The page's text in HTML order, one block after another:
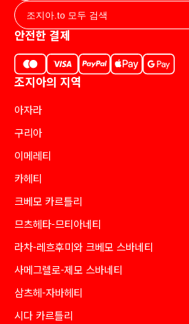
안전한 결제
조지아의 지역
아자라
구리아
이메레티
카헤티
크베모 카르틀리
므츠헤타-므티아네티
라차-레흐후미와 크베모 스바네티
사메그렐로-제모 스바네티
삼츠헤-자바헤티
시다 카르틀리